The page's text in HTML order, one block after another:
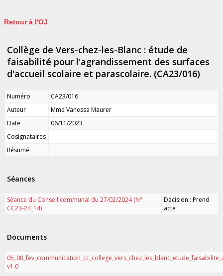
Retour à l'OJ
Collège de Vers-chez-les-Blanc : étude de
faisabilité pour l'agrandissement des surfaces
d'accueil scolaire et parascolaire. (CA23/016)
Numéro
CA23/016
Auteur
Mme Vanessa Maurer
Date
06/11/2023
Cosignataires
Résumé
Séances
Séance du Conseil communal du 27/02/2024 (N°
CC23-24_14)
Décision : Prend
acte
Documents
v1.0